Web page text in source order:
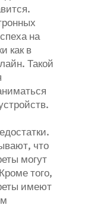
на
как в
Такой
что
могут
того,
имеют